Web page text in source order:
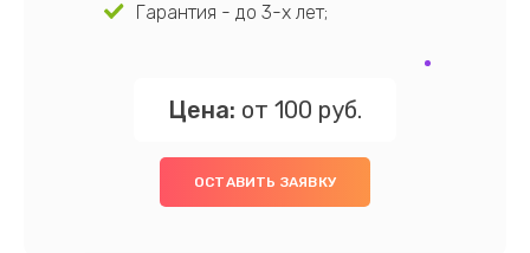
Гарантия - до 3-х лет;
Цена: от 100 руб.
ОСТАВИТЬ ЗАЯВКУ